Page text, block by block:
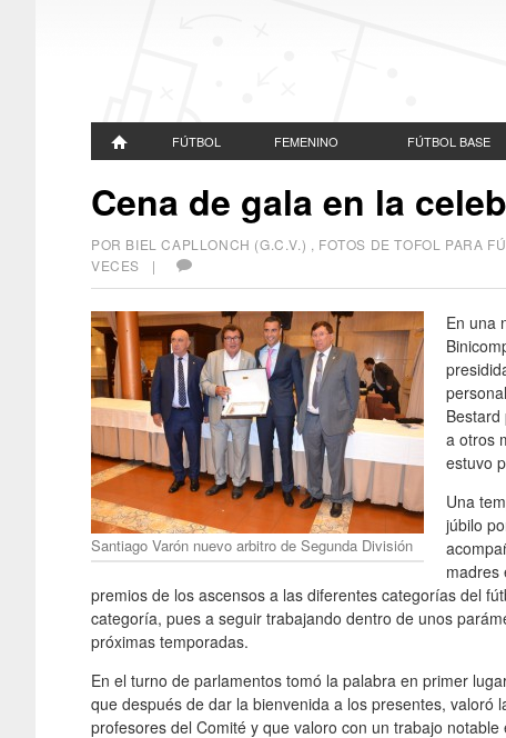
FÚTBOL FEMENINO FÚTBOL BASE
Cena de gala en la
POR BIEL CAPLLONCH (G.C.V.) , FOTOS DE TOFOL PARA
VECES |
Santiago Varón nuevo arbitro de Segunda División
En una
a otros
estuvo
Una
júbilo
madres
premios de los ascensos a las diferentes categorías del
categoría, pues a seguir trabajando dentro de unos
próximas temporadas.
En el turno de parlamentos tomó la palabra en primer
que después de dar la bienvenida a los presentes, valoró
profesores del Comité y que valoro con un trabajo